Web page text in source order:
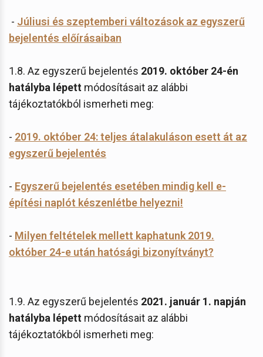
- Júliusi és szeptemberi változások az egyszerű
bejelentés előírásaiban
1.8. Az egyszerű bejelentés 2019. október 24-én
hatályba lépett módosításait az alábbi
tájékoztatókból ismerheti meg:
- 2019. október 24: teljes átalakuláson esett át az
egyszerű bejelentés
- Egyszerű bejelentés esetében mindig kell e-
építési naplót készenlétbe helyezni!
- Milyen feltételek mellett kaphatunk 2019.
október 24-e után hatósági bizonyítványt?
1.9. Az egyszerű bejelentés 2021. január 1. napján
hatályba lépett módosításait az alábbi
tájékoztatókból ismerheti meg: